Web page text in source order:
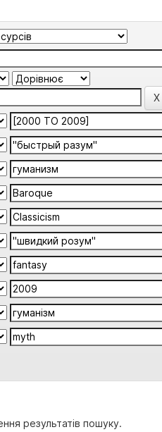
результатів пошуку.